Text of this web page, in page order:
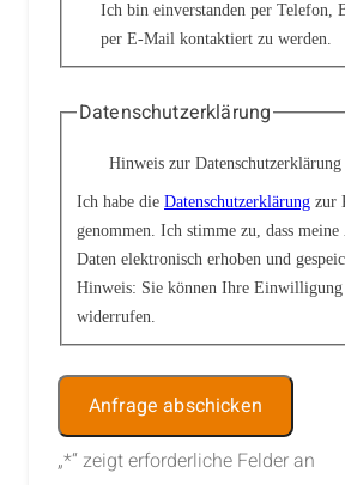
„*“ zeigt erforderliche Felder an
Ich bin einverstanden per Telefon,
per E-Mail kontaktiert zu werden.
Datenschutzerklärung
Hinweis zur Datenschutzerklärung
Ich habe die Datenschutzerklärung zur
genommen. Ich stimme zu, dass meine
Daten elektronisch erhoben und
Hinweis: Sie können Ihre Einwilligung
widerrufen.